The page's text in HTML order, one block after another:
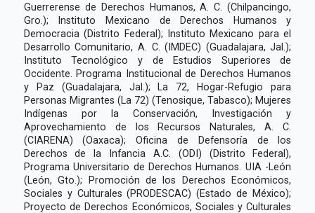
Guerrerense de Derechos Humanos, A. C. (Chilpancingo,
Gro.); Instituto Mexicano de Derechos Humanos y
Democracia (Distrito Federal); Instituto Mexicano para el
Desarrollo Comunitario, A. C. (IMDEC) (Guadalajara, Jal.);
Instituto Tecnológico y de Estudios Superiores de
Occidente. Programa Institucional de Derechos Humanos
y Paz (Guadalajara, Jal.); La 72, Hogar-Refugio para
Personas Migrantes (La 72) (Tenosique, Tabasco); Mujeres
Indígenas por la Conservación, Investigación y
Aprovechamiento de los Recursos Naturales, A. C.
(CIARENA) (Oaxaca); Oficina de Defensoría de los
Derechos de la Infancia A.C. (ODI) (Distrito Federal),
Programa Universitario de Derechos Humanos. UIA -León
(León, Gto.); Promoción de los Derechos Económicos,
Sociales y Culturales (PRODESCAC) (Estado de México);
Proyecto de Derechos Económicos, Sociales y Culturales